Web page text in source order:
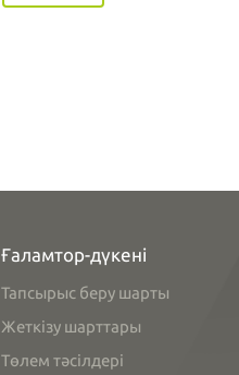
Ғаламтор-дүкені
Тапсырыс беру шарты
Жеткізу шарттары
Төлем тәсілдері